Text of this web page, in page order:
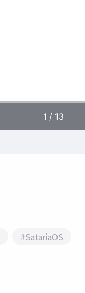
#SatariaOS